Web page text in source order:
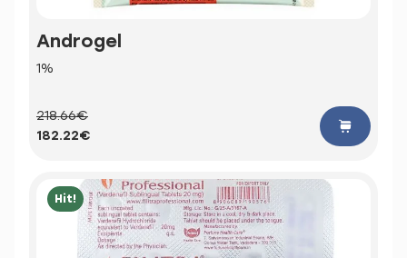
Androgel
1%
218.66€
182.22€
Hit!